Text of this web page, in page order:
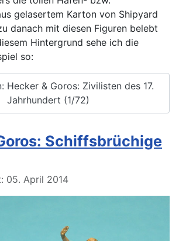
gelasertem Karton von Shipyard
danach mit diesen Figuren belebt
Hintergrund sehe ich die
so:
Hecker & Goros: Zivilisten des 17.
Jahrhundert (1/72)
Schiffsbrüchige
05. April 2014